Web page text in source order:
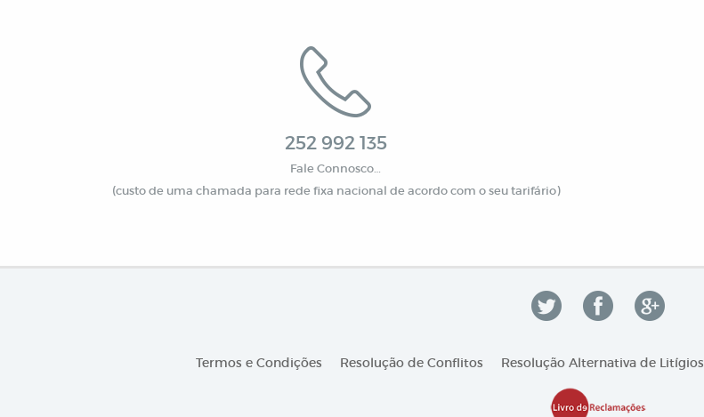
252 992 135
Fale Connosco…
(custo de uma chamada para rede fixa nacional de acordo com o seu tarifário)
Termos e Condições Resolução de Conflitos Resolução Alternativa de Litígios